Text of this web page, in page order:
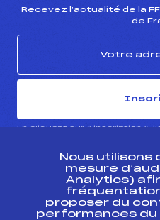
Recevez l’actualité de la
de
En cliquant sur « inscription »,
d’informations sur les
la gestion de vos données,
Nous utilisons
mesure
Analytics)
proposer du
performances du